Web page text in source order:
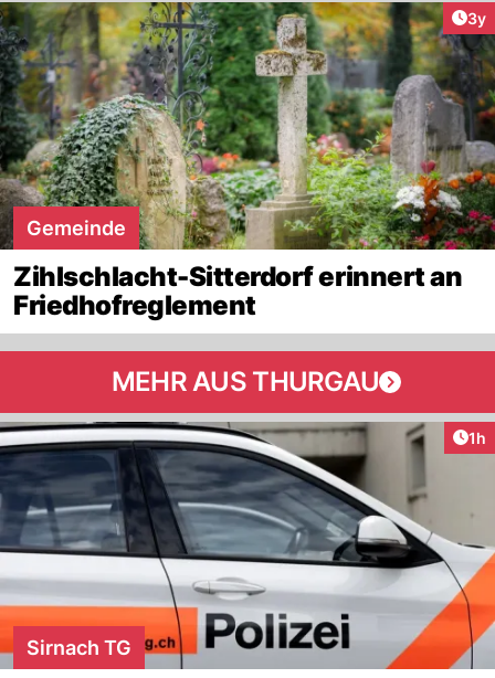
3y
Gemeinde
Zihlschlacht-Sitterdorf erinnert an
Friedhofreglement
MEHR AUS THURGAU
1h
Sirnach TG